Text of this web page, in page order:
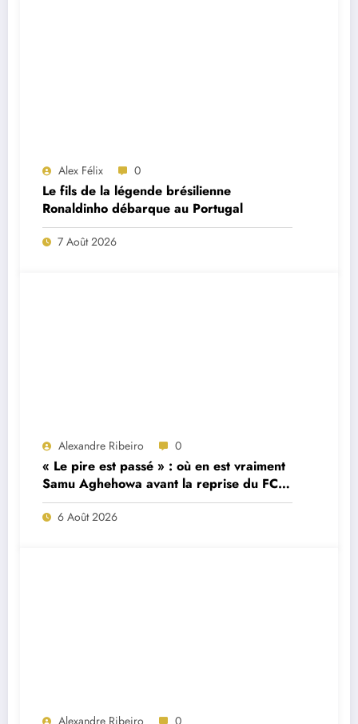
Alex Félix 0
Le fils de la légende brésilienne
Ronaldinho débarque au Portugal
7 Août 2026
Alexandre Ribeiro 0
« Le pire est passé » : où en est vraiment
Samu Aghehowa avant la reprise du FC
Porto ?
6 Août 2026
Alexandre Ribeiro 0